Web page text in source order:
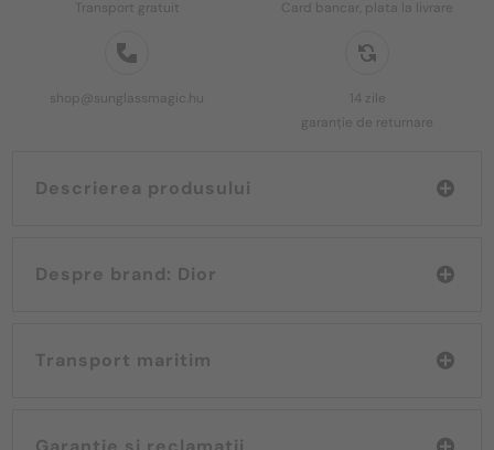
Transport gratuit Card bancar, plata la livrare
shop@sunglassmagic.hu
14 zile
garanție de returnare
Descrierea produsului
Despre brand: Dior
Transport maritim